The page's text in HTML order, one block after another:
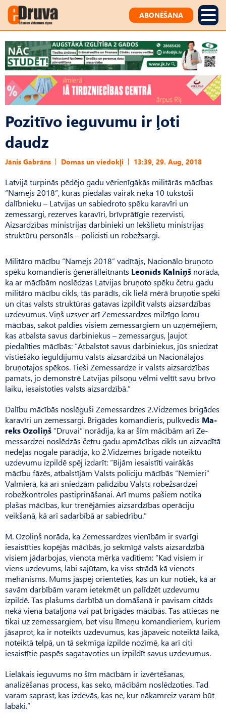
ABONĒŠANA
Pozitīvo ieguvumu ir ļoti
daudz
Jānis Gabrāns Domas un viedokļi 13:39, 29. Aug, 2018
Latvijā turpinās pēdējo gadu vērienīgākās militārās mācības
“Namejs 2018”, kurās piedalās vairāk nekā 10 tūkstoši
dalībnieku – Latvijas un sabiedroto spēku karavīri un
zemessargi, rezerves karavīri, brīvprātīgie rezervisti,
Aizsardzības ministrijas darbinieki un Iekšlietu ministrijas
struktūru personāls – policisti un robežsargi.
Militāro mācību “Namejs 2018” vadītājs, Nacionālo bruņoto
spēku komandieris ģenerālleitnants Leonīds Kalniņš norāda,
ka ar mācībām noslēdzas Latvijas bruņoto spēku četru gadu
militāro mācību cikls, tās parādīs, cik lielā mērā bruņotie spēki
un citas valsts struktūras gatavas izpildīt valsts aizsardzības
uzdevumus. Viņš uzsver arī Zemessardzes milzīgo lomu
mācībās, sakot paldies visiem zemessargiem un uzņēmējiem,
kas atbalsta savus darbiniekus – zemessargus, ļaujot
piedalīties mācībās: “Atbalstot savus darbiniekus, jūs sniedzat
vistiešāko ieguldījumu valsts aizsardzībā un Nacionālajos
bruņotajos spēkos. Tieši Zemessardze ir valsts aizsardzības
pamats, jo demonstrē Latvijas pilsoņu vēlmi veltīt savu brīvo
laiku, iesaistoties valsts aizsardzībā.”
Dalību mācībās noslēguši Zemessardzes 2.Vidzemes brigādes
karavīri un zemessargi. Bri­gādes komandieris, pulkvedis Ma­
reks Ozoliņš “Dru­vai” norādīja, ka ar šīm mācībām arī Ze­
mes­sardzei noslēdzās četru gadu apmācības cikls un aizvadītā
nedēļas nogale parādīja, ko 2.Vidze­mes brigāde noteiktu
uzdevumu izpildē spēj izdarīt: “Bijām iesaistīti vairākās
mācību fāzēs, atbalstījām Valsts policiju mācībās “Nemieri”
Valmierā, kā arī sniedzām palīdzību Valsts robežsardzei
robežkontroles pastiprināšanai. Arī mums pašiem notika
plašas mācības, kur trenējāmies aizsardzības operāciju
veikšanā, kā arī sadarbībā ar sabiedrību.”
M. Ozoliņš norāda, ka Zemes­sardzes vienībām ir svarīgi
iesaistīties kopējās mācībās, jo sekmīgā valsts aizsardzībā
visiem jādarbojas, vienota mērķa vadītiem: “Kad visiem ir
viens uzdevums, labi sajūtam, ka viss strādā kā vienots
mehānisms. Mums jāspēj orientēties, kas un kur notiek, kā ar
savām darbībām varam ietekmēt un palīdzēt uzdevumu
izpildē. Tas plašums darbībā un domāšanā ir pavisam citāds
nekā viena bataljona vai pat brigādes mācībās. Tas attiecas ne
tikai uz zemessargiem, bet visu līmeņu komandieriem, kuriem
jāsaprot, ka ir noteikts uzdevumus, kas jāpaveic noteiktā laikā,
noteiktā telpā, un tā sekmīga izpilde nozīmē, ka arī citi
iesaistītie paspēs sagatavoties un izpildīt savus uzdevumus.
Lielākais ieguvums no šīm mācībām ir izvērtēšanas,
analizēšanas process, kas seko, mācībām noslēdzoties. Tad
varam saprast, kas izdevās, kas ne, kur nākamreiz varam būt
labāki.”